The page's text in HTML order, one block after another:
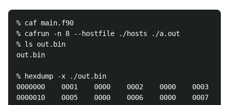
% caf main.f90
% cafrun -n 8 --hostfile ./hosts ./a.out
% ls out.bin
out.bin
% hexdump -x ./out.bin
0000000    0001    0000    0002    0000    0003
0000010    0005    0000    0006    0000    0007